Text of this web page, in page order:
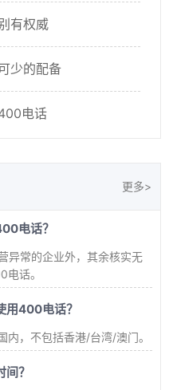
有权威
少的配备
电话
案的400...
办理400...
，就选择...
更多>
电话？
异常的企业外，其余核实无
话。
用400电话？
，不包括香港/台湾/澳门。
？